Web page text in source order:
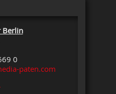
Berlin
0
paten.com